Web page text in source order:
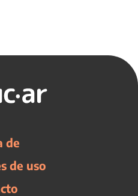
de
de uso